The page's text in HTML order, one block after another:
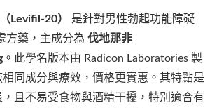
Levifil-20）
是針對男性勃起功能障礙
方藥，主成分為 伐地那非
。此學名版本由 Radicon Laboratories 製
同成分與療效，價格更實惠。其特點是
且不易受食物與酒精干擾，特別適合有